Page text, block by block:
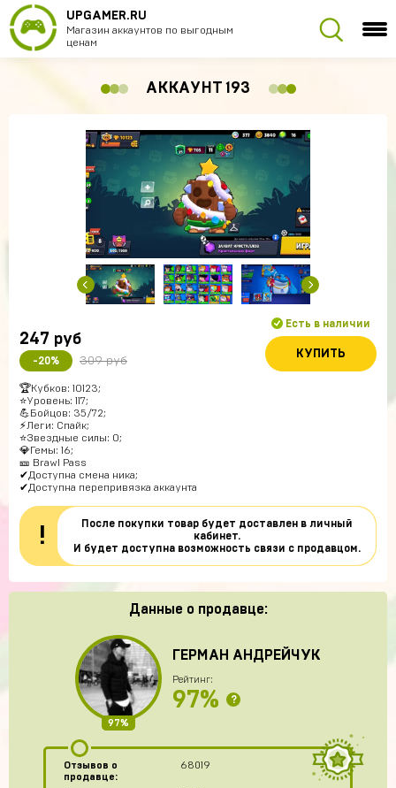
UPGAMER.RU
Магазин аккаунтов по выгодным
ценам
АККАУНТ 193
247 руб
-20% 309 руб
Есть в наличии
КУПИТЬ
🏆Кубков: 10123;
⭐Уровень: 117;
💪Бойцов: 35/72;
⚡Леги: Спайк;
⭐Звездные силы: 0;
💎Гемы: 16;
🎫 Brawl Pass
✔Доступна смена ника;
✔Доступна перепривязка аккаунта
!
После покупки товар будет доставлен в личный
кабинет.
И будет доступна возможность связи с продавцом.
Данные о продавце:
97%
ГЕРМАН АНДРЕЙЧУК
Рейтинг:
97% ?
Отзывов о
продавце:
68019